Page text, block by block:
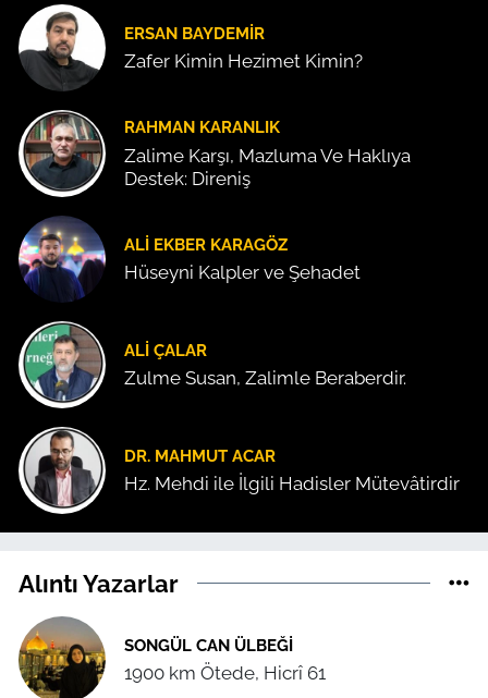
ERSAN BAYDEMIR
Zafer Kimin Hezimet Kimin?
RAHMAN KARANLIK
Zalime Karşı, Mazluma Ve Haklıya
Destek: Direniş
ALI EKBER KARAGÖZ
Hüseyni Kalpler ve Şehadet
ALI ÇALAR
Zulme Susan, Zalimle Beraberdir.
DR. MAHMUT ACAR
Hz. Mehdi ile İlgili Hadisler Mütevâtirdir
Alıntı Yazarlar
SONGÜL CAN ÜLBEĞI
1900 km Ötede, Hicrî 61